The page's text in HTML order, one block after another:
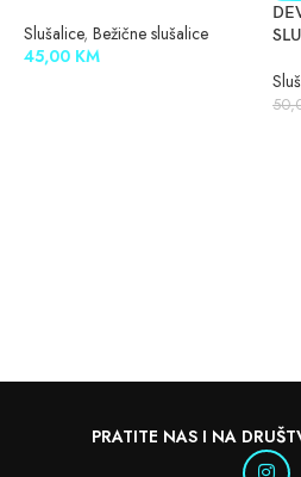
Slušalice, Bežične slušalice
45,00 KM
PRATITE NAS I NA